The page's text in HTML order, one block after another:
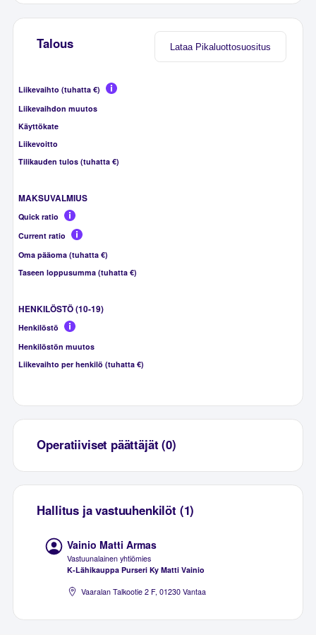
Lataa Pikaluottosuositus
Talous
Liikevaihto (tuhatta €)
Liikevaihdon muutos
Käyttökate
Liikevoitto
Tilikauden tulos (tuhatta €)
MAKSUVALMIUS
Quick ratio
Current ratio
Oma pääoma (tuhatta €)
Taseen loppusumma (tuhatta €)
HENKILÖSTÖ (10-19)
Henkilöstö
Henkilöstön muutos
Liikevaihto per henkilö (tuhatta €)
Operatiiviset päättäjät (0)
Hallitus ja vastuuhenkilöt (1)
Vainio Matti Armas
Vastuunalainen yhtiömies
K-Lähikauppa Purseri Ky Matti Vainio
Vaaralan Talkootie 2 F, 01230 Vantaa